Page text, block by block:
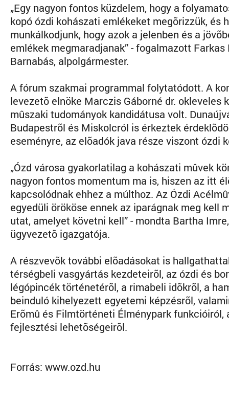
„Egy nagyon fontos küzdelem, hogy a
kopó ózdi kohászati emlékeket megõrizzük, és
munkálkodjunk, hogy azok a jelenben és a
emlékek megmaradjanak” - fogalmazott Farkas
Barnabás, alpolgármester.
A fórum szakmai programmal folytatódott. A
levezetõ elnöke Marczis Gáborné dr. okleveles
mûszaki tudományok kandidátusa volt.
Budapestrõl és Miskolcról is érkeztek
eseményre, az elõadók java része viszont ózdi
„Ózd városa gyakorlatilag a kohászati mûvek
nagyon fontos momentum ma is, hiszen az itt
kapcsolódnak ehhez a múlthoz. Az Ózdi
egyedüli örököse ennek az iparágnak meg kell
utat, amelyet követni kell” - mondta Bartha
ügyvezetõ igazgatója.
A részvevõk további elõadásokat is
térségbeli vasgyártás kezdeteirõl, az ózdi és
légópincék történetérõl, a rimabeli idõkrõl, a
beinduló kihelyezett egyetemi képzésrõl,
Erõmû és Filmtörténeti Élménypark funkcióiról,
fejlesztési lehetõségeirõl.
Forrás: www.ozd.hu